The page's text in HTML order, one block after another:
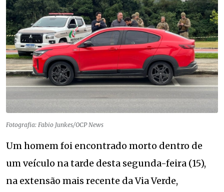
Fotografia: Fabio Junkes/OCP News
Um homem foi encontrado morto dentro de
um veículo na tarde desta segunda-feira (15),
na extensão mais recente da Via Verde,